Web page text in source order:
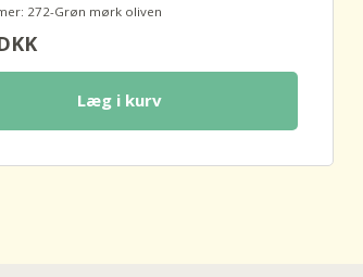
272-Grøn mørk oliven
Læg i kurv